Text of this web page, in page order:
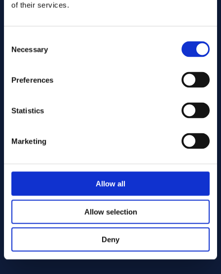
of their services.
Selection
Necessary
Preferences
Statistics
Marketing
Allow all
Allow selection
Deny
Stuur